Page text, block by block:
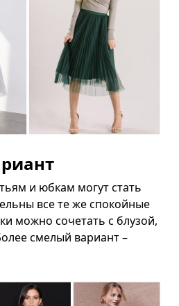
и юбкам могут стать
все те же спокойные
можно сочетать с блузой,
смелый вариант –